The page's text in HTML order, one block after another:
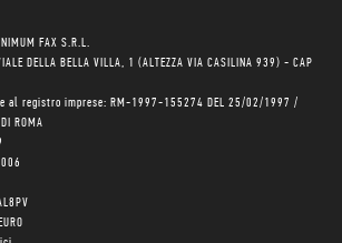
FAX S.R.L.
DELLA BELLA VILLA, 1 (ALTEZZA VIA CASILINA 939) - CAP
al registro imprese: RM-1997-155274 DEL 25/02/1997 /
ROMA